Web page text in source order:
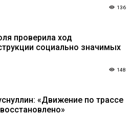
136
проверила ход
социально значимых
148
«Движение по трассе